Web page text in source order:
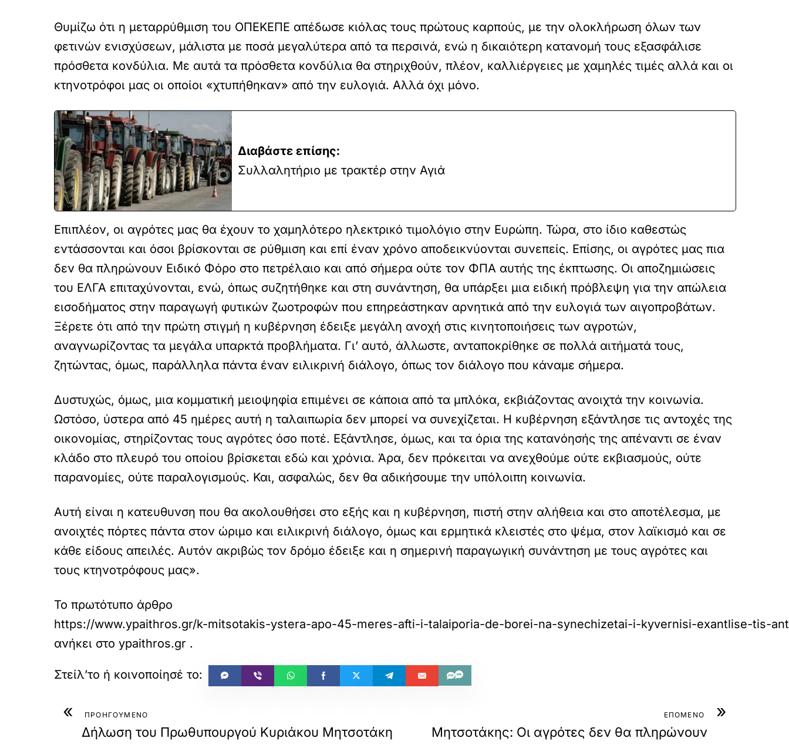
Θυμίζω ότι η μεταρρύθμιση του ΟΠΕΚΕΠΕ απέδωσε κιόλας τους πρώτους καρπούς, με την ολοκλήρωση όλων των
φετινών ενισχύσεων, μάλιστα με ποσά μεγαλύτερα από τα περσινά, ενώ η δικαιότερη κατανομή τους εξασφάλισε
πρόσθετα κονδύλια. Με αυτά τα πρόσθετα κονδύλια θα στηριχθούν, πλέον, καλλιέργειες με χαμηλές τιμές αλλά και οι
κτηνοτρόφοι μας οι οποίοι «χτυπήθηκαν» από την ευλογιά. Αλλά όχι μόνο.
Διαβάστε επίσης:
Συλλαλητήριο με τρακτέρ στην Αγιά
Επιπλέον, οι αγρότες μας θα έχουν το χαμηλότερο ηλεκτρικό τιμολόγιο στην Ευρώπη. Τώρα, στο ίδιο καθεστώς
εντάσσονται και όσοι βρίσκονται σε ρύθμιση και επί έναν χρόνο αποδεικνύονται συνεπείς. Επίσης, οι αγρότες μας πια
δεν θα πληρώνουν Ειδικό Φόρο στο πετρέλαιο και από σήμερα ούτε τον ΦΠΑ αυτής της έκπτωσης. Οι αποζημιώσεις
του ΕΛΓΑ επιταχύνονται, ενώ, όπως συζητήθηκε και στη συνάντηση, θα υπάρξει μια ειδική πρόβλεψη για την απώλεια
εισοδήματος στην παραγωγή φυτικών ζωοτροφών που επηρεάστηκαν αρνητικά από την ευλογιά των αιγοπροβάτων.
Ξέρετε ότι από την πρώτη στιγμή η κυβέρνηση έδειξε μεγάλη ανοχή στις κινητοποιήσεις των αγροτών,
αναγνωρίζοντας τα μεγάλα υπαρκτά προβλήματα. Γι’ αυτό, άλλωστε, ανταποκρίθηκε σε πολλά αιτήματά τους,
ζητώντας, όμως, παράλληλα πάντα έναν ειλικρινή διάλογο, όπως τον διάλογο που κάναμε σήμερα.
Δυστυχώς, όμως, μια κομματική μειοψηφία επιμένει σε κάποια από τα μπλόκα, εκβιάζοντας ανοιχτά την κοινωνία.
Ωστόσο, ύστερα από 45 ημέρες αυτή η ταλαιπωρία δεν μπορεί να συνεχίζεται. Η κυβέρνηση εξάντλησε τις αντοχές της
οικονομίας, στηρίζοντας τους αγρότες όσο ποτέ. Εξάντλησε, όμως, και τα όρια της κατανόησής της απέναντι σε έναν
κλάδο στο πλευρό του οποίου βρίσκεται εδώ και χρόνια. Άρα, δεν πρόκειται να ανεχθούμε ούτε εκβιασμούς, ούτε
παρανομίες, ούτε παραλογισμούς. Και, ασφαλώς, δεν θα αδικήσουμε την υπόλοιπη κοινωνία.
Αυτή είναι η κατευθυνση που θα ακολουθήσει στο εξής και η κυβέρνηση, πιστή στην αλήθεια και στο αποτέλεσμα, με
ανοιχτές πόρτες πάντα στον ώριμο και ειλικρινή διάλογο, όμως και ερμητικά κλειστές στο ψέμα, στον λαϊκισμό και σε
κάθε είδους απειλές. Αυτόν ακριβώς τον δρόμο έδειξε και η σημερινή παραγωγική συνάντηση με τους αγρότες και
τους κτηνοτρόφους μας».
Το πρωτότυπο άρθρο
https://www.ypaithros.gr/k-mitsotakis-ystera-apo-45-meres-afti-i-talaiporia-de-borei-na-synechizetai-i-kyvernisi-exantlise-tis-
ανήκει στο ypaithros.gr .
« ΠΡΟΗΓΟΥΜΕΝΟ
Δήλωση του Πρωθυπουργού Κυριάκου Μητσοτάκη
»
ΕΠΟΜΕΝΟ
Μητσοτάκης: Οι αγρότες δεν θα πληρώνουν